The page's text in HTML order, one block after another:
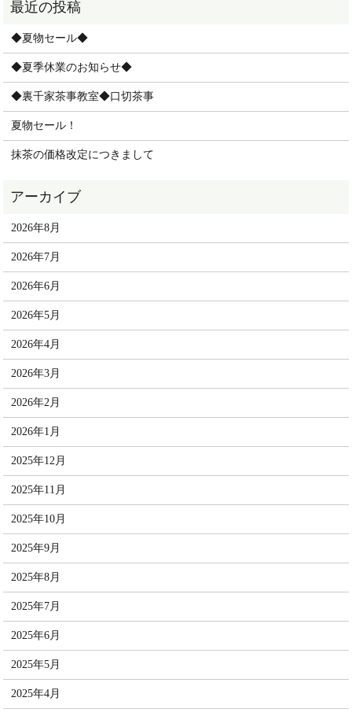
◆夏物セール◆
◆夏季休業のお知らせ◆
◆裏千家茶事教室◆口切茶事
夏物セール！
抹茶の価格改定につきまして
2026年8月
2026年7月
2026年6月
2026年5月
2026年4月
2026年3月
2026年2月
2026年1月
2025年12月
2025年11月
2025年10月
2025年9月
2025年8月
2025年7月
2025年6月
2025年5月
2025年4月